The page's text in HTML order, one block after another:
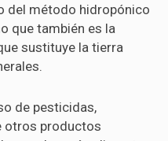
del método hidropónico
que también es la
sustituye la tierra
de pesticidas,
otros productos